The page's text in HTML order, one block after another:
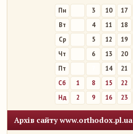
Пн 3 10 17
Вт
4 11 18
Ср
5 12 19
Чт
6 13 20
Пт
14 21
Сб
1 8 15 22
Нд
2 9 16 23
Архів сайту www.orthodox.pl.ua